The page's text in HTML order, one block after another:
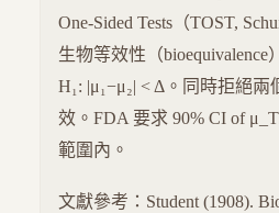
One-Sided Tests（TOST,
生物等效性（bioequivalence
H₁: |μ₁−μ₂| < Δ。同時拒絕
效。FDA 要求 90% CI of
範圍內。
文獻參考：Student (1908).